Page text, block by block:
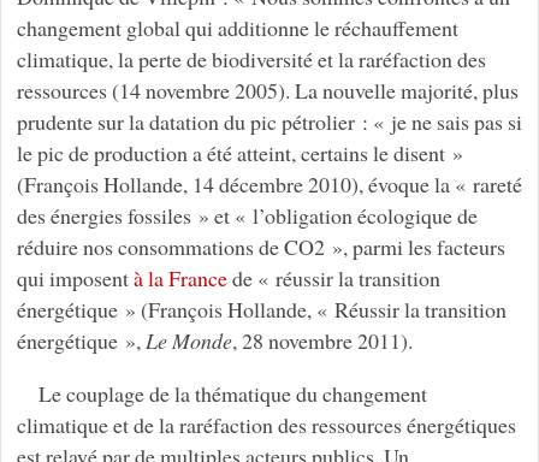
changement global qui additionne le réchauffement
climatique, la perte de biodiversité et la raréfaction des
ressources (14 novembre 2005). La nouvelle majorité, plus
prudente sur la datation du pic pétrolier : « je ne sais pas si
le pic de production a été atteint, certains le disent »
(François Hollande, 14 décembre 2010), évoque la « rareté
des énergies fossiles » et « l’obligation écologique de
réduire nos consommations de CO2 », parmi les facteurs
qui imposentà la Francede « réussir la transition
énergétique » (François Hollande, « Réussir la transition
énergétique », Le Monde, 28 novembre 2011).
Le couplage de la thématique du changement
climatique et de la raréfaction des ressources énergétiques
est relayé par de multiples acteurs publics. Un